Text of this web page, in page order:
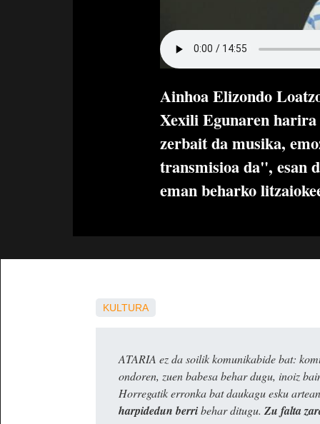
Ainhoa Elizondo
Xexili Egunaren
zerbait da musika,
transmisioa da", esan
eman beharko
KULTURA
ATARIA ez da soilik komunikabide bat:
ondoren, zuen babesa behar dugu, inoiz
Horregatik erronka bat daukagu esku
harpidedun berribehar ditugu. Zu falta